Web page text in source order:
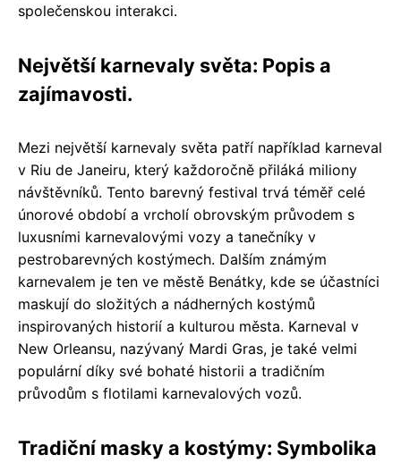
společenskou interakci.
Největší karnevaly světa: Popis a
zajímavosti.
Mezi největší karnevaly světa patří například karneval
v Riu de Janeiru, který každoročně přiláká miliony
návštěvníků. Tento barevný festival trvá téměř celé
únorové období a vrcholí obrovským průvodem s
luxusními karnevalovými vozy a tanečníky v
pestrobarevných kostýmech. Dalším známým
karnevalem je ten ve městě Benátky, kde se účastníci
maskují do složitých a nádherných kostýmů
inspirovaných historií a kulturou města. Karneval v
New Orleansu, nazývaný Mardi Gras, je také velmi
populární díky své bohaté historii a tradičním
průvodům s flotilami karnevalových vozů.
Tradiční masky a kostýmy: Symbolika